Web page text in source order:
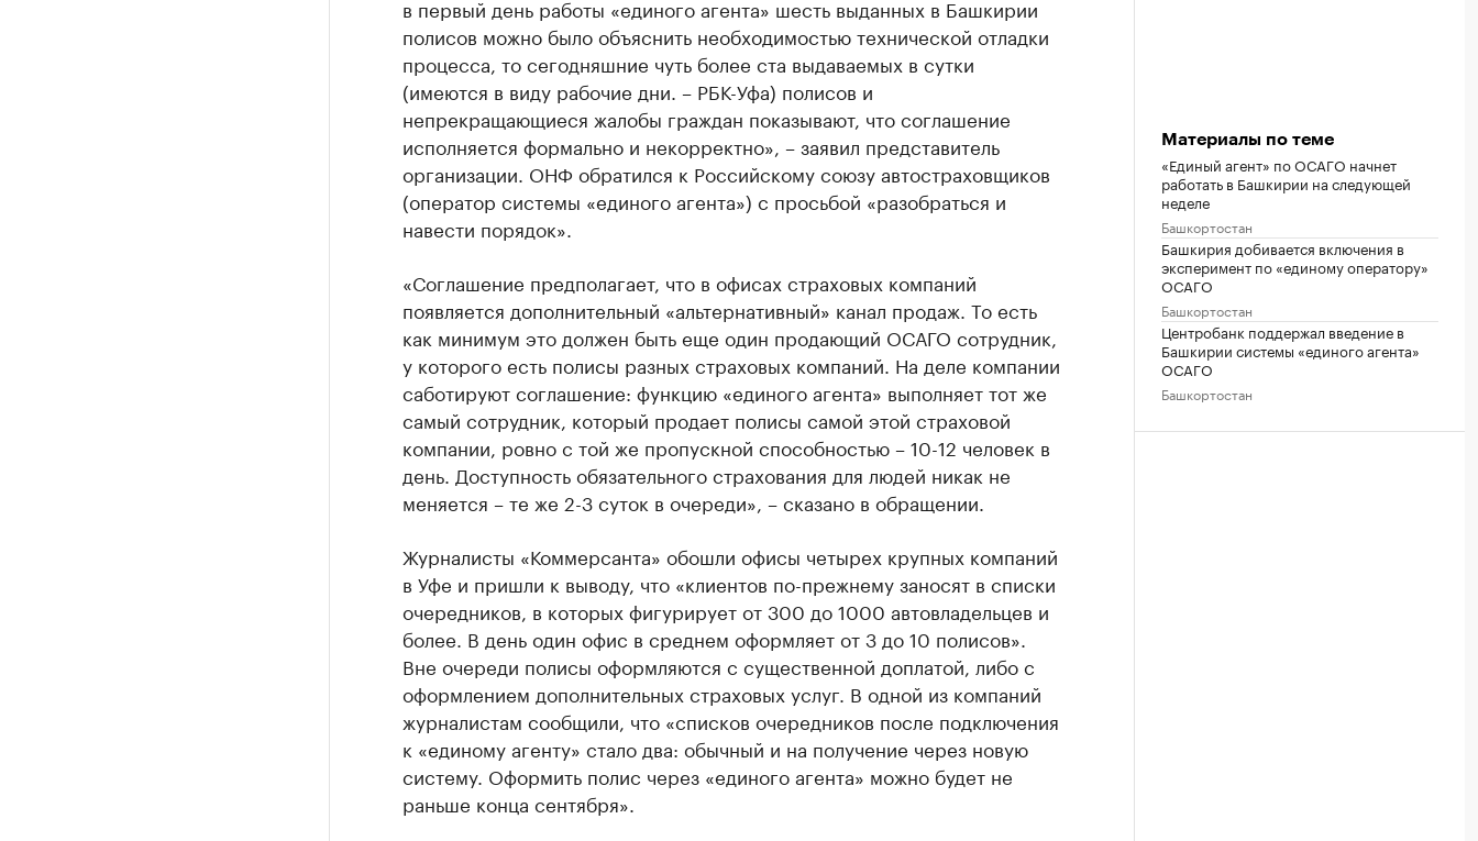
в первый день работы «единого агента» шесть выданных в Башкирии
полисов можно было объяснить необходимостью технической отладки
процесса, то сегодняшние чуть более ста выдаваемых в сутки
(имеются в виду рабочие дни. – РБК-Уфа) полисов и
непрекращающиеся жалобы граждан показывают, что соглашение
исполняется формально и некорректно», – заявил представитель
организации. ОНФ обратился к Российскому союзу автостраховщиков
(оператор системы «единого агента») с просьбой «разобраться и
навести порядок».
«Соглашение предполагает, что в офисах страховых компаний
появляется дополнительный «альтернативный» канал продаж. То есть
как минимум это должен быть еще один продающий ОСАГО сотрудник,
у которого есть полисы разных страховых компаний. На деле компании
саботируют соглашение: функцию «единого агента» выполняет тот же
самый сотрудник, который продает полисы самой этой страховой
компании, ровно с той же пропускной способностью – 10-12 человек в
день. Доступность обязательного страхования для людей никак не
меняется – те же 2-3 суток в очереди», – сказано в обращении.
Журналисты «Коммерсанта» обошли офисы четырех крупных компаний
в Уфе и пришли к выводу, что «клиентов по-прежнему заносят в списки
очередников, в которых фигурирует от 300 до 1000 автовладельцев и
более. В день один офис в среднем оформляет от 3 до 10 полисов».
Вне очереди полисы оформляются с существенной доплатой, либо с
оформлением дополнительных страховых услуг. В одной из компаний
журналистам сообщили, что «списков очередников после подключения
к «единому агенту» стало два: обычный и на получение через новую
систему. Оформить полис через «единого агента» можно будет не
раньше конца сентября».
Материалы по теме
«Единый агент» по ОСАГО начнет
работать в Башкирии на следующей
неделе
Башкортостан
Башкирия добивается включения в
эксперимент по «единому оператору»
ОСАГО
Башкортостан
Центробанк поддержал введение в
Башкирии системы «единого агента»
ОСАГО
Башкортостан